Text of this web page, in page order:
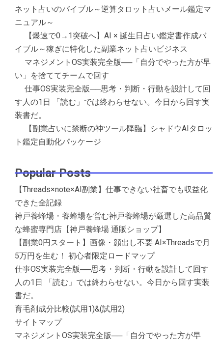
ネット占いのバイブル～逆算タロット占いメール鑑定マ
ニュアル～
【爆速で0→1突破へ】AI × 誕生日占い鑑定書作成バ
イブル～稼ぎに特化した副業ネット占いビジネス
マネジメントOS実装完全版──「自分でやった方が早
い」を捨ててチームで回す
仕事OS実装完全版──思考・判断・行動を設計して回
す人の1日 「読む」では終わらせない。今日から回す実
装書だ。
【副業占いに禁断の神ツール降臨】シャドウAIタロッ
ト鑑定自動化パッケージ
Popular Posts
【Threads×note×AI副業】仕事できない社畜でも収益化
できた全記録
神戸養蜂場・養蜂場を営む神戸養蜂場が厳選した高品質
な蜂蜜専門店【神戸養蜂場 通販ショップ】
【副業0円スタート】画像・顔出し不要 AI×Threadsで月
5万円を生む！ 初心者限定ロードマップ
仕事OS実装完全版──思考・判断・行動を設計して回す
人の1日 「読む」では終わらせない。今日から回す実装
書だ。
育毛剤成分比較(試用1)&(試用2)
サイトマップ
マネジメントOS実装完全版──「自分でやった方が早